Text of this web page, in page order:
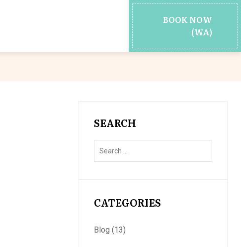
BOOK NOW
(WA)
SEARCH
CATEGORIES
Blog (13)